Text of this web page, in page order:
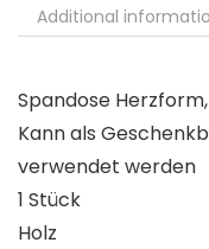
Additional
Spandose
Kann als
verwendet werden
1 Stück
Holz